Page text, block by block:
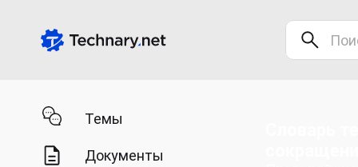
Темы
Документы